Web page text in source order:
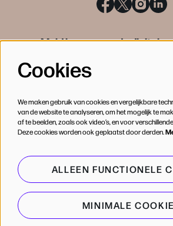
Meld je aan voor de digitale
Cookies
We maken gebruik van cookies en vergelijkbare
van de website te analyseren, om het mogelijk te
af te beelden, zoals ook video’s, en voor
Deze cookies worden ook geplaatst door derden.
ALLEEN FUNCTIONELE
MINIMALE